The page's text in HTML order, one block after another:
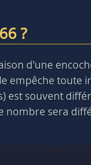
?
d'une
empêche toute
souvent
nombre sera